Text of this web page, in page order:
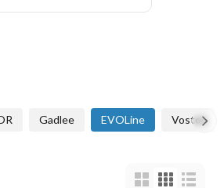
Gadlee EVOLine Vostok